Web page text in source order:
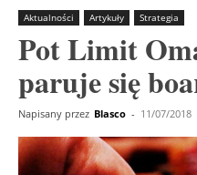
Aktualności Artykuły Strategia
Pot Limit
paruje się
Napisany przez Blasco - 11/07/2018